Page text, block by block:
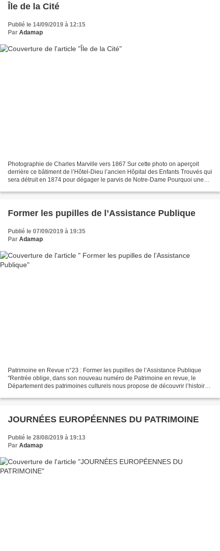
Île de la Cité
Publié le 14/09/2019 à 12:15
Par Adamap
Photographie de Charles Marville vers 1867 Sur cette photo on aperçoit
derrière ce bâtiment de l’Hôtel-Dieu l’ancien Hôpital des Enfants Trouvés qui
sera détruit en 1874 pour dégager le parvis de Notre-Dame Pourquoi une
Former les pupilles de l’Assistance Publique
Publié le 07/09/2019 à 19:35
Par Adamap
Patrimoine en Revue n°23 : Former les pupilles de l’Assistance Publique
"Rentrée oblige, dans son nouveau numéro de Patrimoine en revue, le
Département des patrimoines culturels nous propose de découvrir l’histoire
JOURNÉES EUROPÉENNES DU PATRIMOINE
Publié le 28/08/2019 à 19:13
Par Adamap